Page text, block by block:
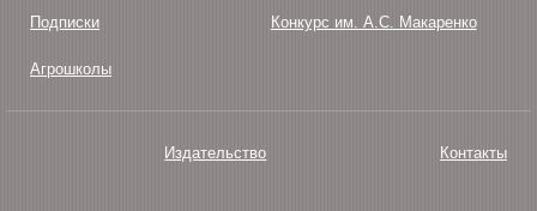
Подписки Конкурс им. А.С. Макаренко
Агрошколы
Издательство Контакты